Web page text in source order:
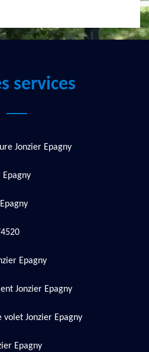
services
Jonzier Epagny
Epagny
Jonzier Epagny
volet Jonzier Epagny
Epagny